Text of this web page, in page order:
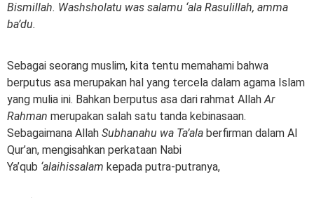
Bismillah. Washsholatu was salamu ‘ala Rasulillah, amma
ba’du.
Sebagai seorang muslim, kita tentu memahami bahwa
berputus asa merupakan hal yang tercela dalam agama Islam
yang mulia ini. Bahkan berputus asa dari rahmat AllahAr
Rahman merupakan salah satu tanda kebinasaan.
Sebagaimana Allah Subhanahu wa Ta’ala berfirman dalam Al
Qur’an, mengisahkan perkataan Nabi
Ya’qub ‘alaihissalam kepada putra-putranya,